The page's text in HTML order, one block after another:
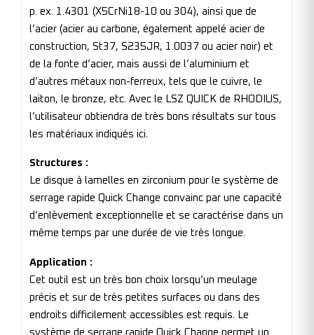
p. ex. 1.4301 (X5CrNi18-10 ou 304), ainsi que de
l’acier (acier au carbone, également appelé acier de
construction, St37, S235JR, 1.0037 ou acier noir) et
de la fonte d’acier, mais aussi de l’aluminium et
d’autres métaux non-ferreux, tels que le cuivre, le
laiton, le bronze, etc. Avec le LSZ QUICK de RHODIUS,
l’utilisateur obtiendra de très bons résultats sur tous
les matériaux indiqués ici.
Structures :
Le disque à lamelles en zirconium pour le système de
serrage rapide Quick Change convainc par une capacité
d’enlèvement exceptionnelle et se caractérise dans un
même temps par une durée de vie très longue.
Application :
Cet outil est un très bon choix lorsqu’un meulage
précis et sur de très petites surfaces ou dans des
endroits difficilement accessibles est requis. Le
système de serrage rapide Quick Change permet un